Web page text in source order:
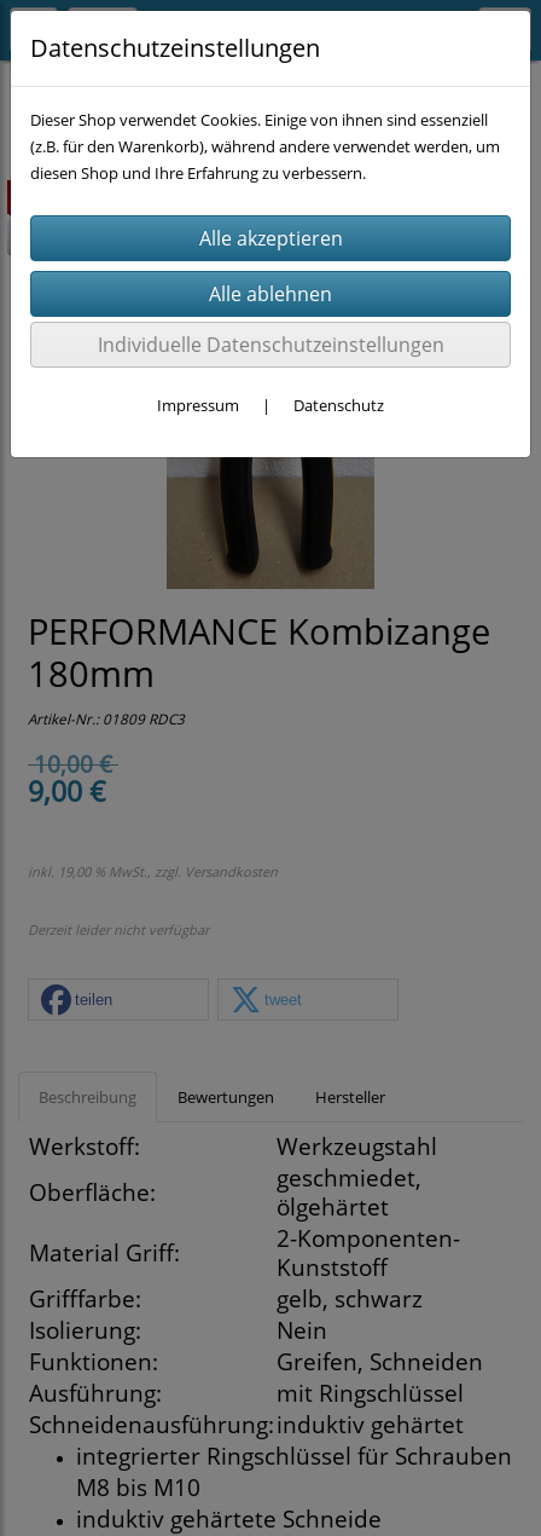
EINZELSTÜCKE
PERFORMANCE Kombizange
180mm
Artikel-Nr.:01809 RDC3
10,00 €
9,00 €
inkl. 19,00 % MwSt., zzgl. Versandkosten
Derzeit leider nicht verfügbar
teilen tweet
Beschreibung Bewertungen Hersteller
Werkstoff:
Werkzeugstahl
Oberfläche:
geschmiedet,
ölgehärtet
Material Griff:
2-Komponenten-
Kunststoff
Grifffarbe:
gelb, schwarz
Isolierung:
Nein
Funktionen:
Greifen, Schneiden
Ausführung:
mit Ringschlüssel
Schneidenausführung:induktiv gehärtet
integrierter Ringschlüssel für Schrauben
M8 bis M10
induktiv gehärtete Schneide
Datenschutzeinstellungen
Dieser Shop verwendet Cookies. Einige von ihnen sind essenziell
(z.B. für den Warenkorb), während andere verwendet werden, um
diesen Shop und Ihre Erfahrung zu verbessern.
Individuelle Datenschutzeinstellungen
Impressum | Datenschutz